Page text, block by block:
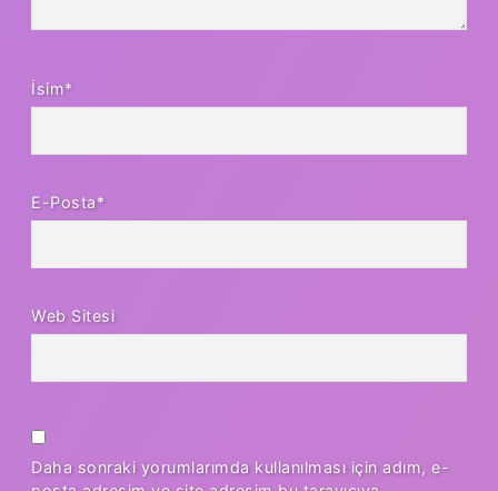
İsim*
E-Posta*
Web Sitesi
Daha sonraki yorumlarımda kullanılması için adım, e-